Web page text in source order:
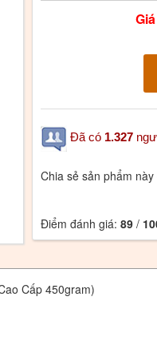
Đã có 1.327
Chia sẻ sản phẩm
Điểm đánh giá: 89/
Cấp 450gram)